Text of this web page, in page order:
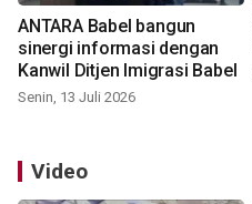
ANTARA Babel bangun
sinergi informasi dengan
Kanwil Ditjen Imigrasi Babel
Senin, 13 Juli 2026
Video